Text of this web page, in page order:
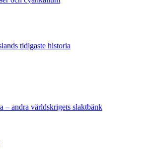
tidigaste historia
– andra världskrigets slaktbänk